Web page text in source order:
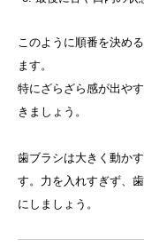
このように順番を決め
ます。
特にざらざら感が出や
きましょう。
歯ブラシは大きく動か
す。力を入れすぎず、
にしましょう。